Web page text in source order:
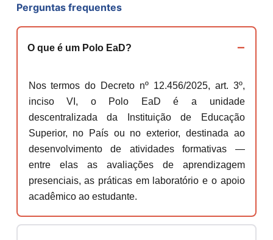
Perguntas frequentes
O que é um Polo EaD?
Nos termos do Decreto nº 12.456/2025, art. 3º,
inciso VI, o Polo EaD é a unidade
descentralizada da Instituição de Educação
Superior, no País ou no exterior, destinada ao
desenvolvimento de atividades formativas —
entre elas as avaliações de aprendizagem
presenciais, as práticas em laboratório e o apoio
acadêmico ao estudante.